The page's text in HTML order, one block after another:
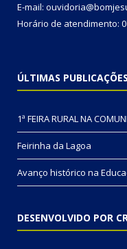
E-mail:
Horário de atendimento:
ÚLTIMAS PUBLICAÇÕES
1ª FEIRA RURAL NA
Feirinha da Lagoa
Avanço histórico na
DESENVOLVIDO POR